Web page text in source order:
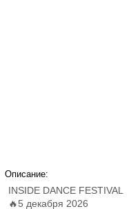
Описание:
INSIDE DANCE FESTIVAL
🔥5 декабря 2026